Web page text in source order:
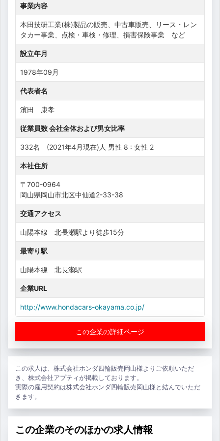
事業内容
本田技研工業(株)製品の販売、中古車販売、リース・レン
タカー事業、点検・車検・修理、損害保険事業 など
設立年月
1978年09月
代表者名
濱田 康孝
従業員数 会社全体および男女比率
332名 (2021年4月現在)人 男性 8 : 女性 2
本社住所
〒700-0964
岡山県岡山市北区中仙道2-33-38
交通アクセス
山陽本線 北長瀬駅より徒歩15分
最寄り駅
山陽本線 北長瀬駅
企業URL
http://www.hondacars-okayama.co.jp/
この企業の詳細ページ
この求人は、株式会社ホンダ四輪販売岡山様よりご依頼いただ
き、株式会社アプティが掲載しております。
実際の雇用契約は株式会社ホンダ四輪販売岡山様と結んでいただ
きます。
この企業のそのほかの求人情報